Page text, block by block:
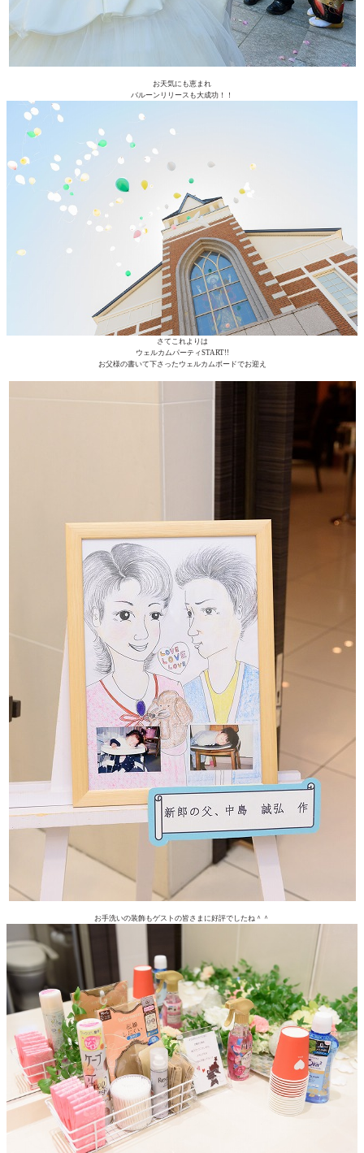
お天気にも恵まれ
バルーンリリースも大成功！！
さてこれよりは
ウェルカムパーティSTART!!
お父様の書いて下さったウェルカムボードでお迎え
お手洗いの装飾もゲストの皆さまに好評でしたね＾＾